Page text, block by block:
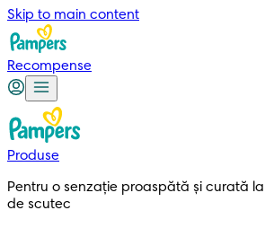
Skip to main content
Recompense
Produse
Pentru o senzație proaspătă și curată
de scutec